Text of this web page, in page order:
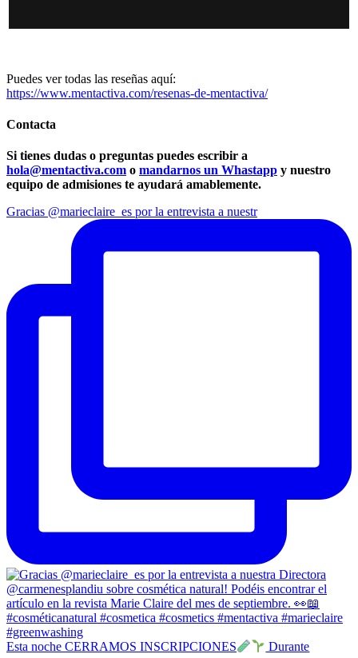
Puedes ver todas las reseñas aquí:
https://www.mentactiva.com/resenas-de-mentactiva/
Contacta
Si tienes dudas o preguntas puedes escribir a
hola@mentactiva.com o mandarnos un Whastapp y nuestro
equipo de admisiones te ayudará amablemente.
Gracias @marieclaire_es por la entrevista a nuestr
Esta noche CERRAMOS INSCRIPCIONES Durante